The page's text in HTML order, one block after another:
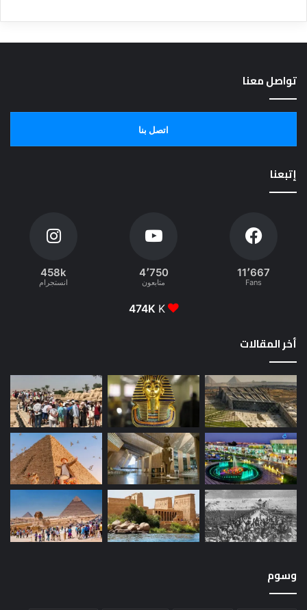
تواصل معنا
اتصل بنا
إتبعنا
11٬667
Fans
4٬750
متابعون
458k
انستجرام
474K K
أخر المقالات
وسوم